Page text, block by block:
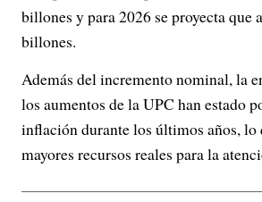
billones y para 2026 se proyecta que
billones.
Además del incremento nominal, la
los aumentos de la UPC han estado
inflación durante los últimos años, lo
mayores recursos reales para la